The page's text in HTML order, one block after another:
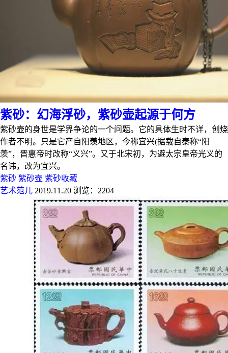
紫砂：幻海浮砂，紫砂壶起源于何方
紫砂壶的身世是学界争论的一个问题。它的具体生时不详，创烧
作者不明。只是它产自阳羡地区，今称宜兴(据载自秦称“阳
羡”，晋惠帝时改称“义兴”。又于北宋初，为避太宗皇帝光义的
名讳，改为宜兴。
紫砂 紫砂壶 紫砂收藏
艺术范儿 2019.11.20 浏览：2204